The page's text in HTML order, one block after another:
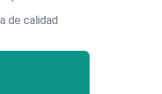
de calidad